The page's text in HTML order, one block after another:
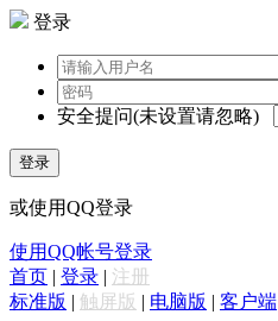
登录
安全提问(未设置请忽略)
登录
或使用QQ登录
使用QQ帐号登录
首页 | 登录 | 注册
标准版 | 触屏版 | 电脑版 | 客户端